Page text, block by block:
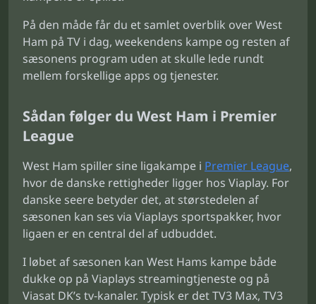
På den måde får du et samlet overblik over West
Ham på TV i dag, weekendens kampe og resten af
sæsonens program uden at skulle lede rundt
mellem forskellige apps og tjenester.
Sådan følger du West Ham i Premier
League
West Ham spiller sine ligakampe i Premier League,
hvor de danske rettigheder ligger hos Viaplay. For
danske seere betyder det, at størstedelen af
sæsonen kan ses via Viaplays sportspakker, hvor
ligaen er en central del af udbuddet.
I løbet af sæsonen kan West Hams kampe både
dukke op på Viaplays streamingtjeneste og på
Viasat DK’s tv-kanaler. Typisk er det TV3 Max, TV3